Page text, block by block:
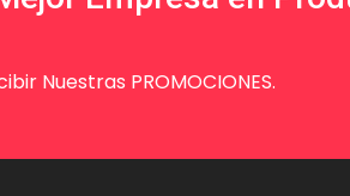
Nuestras PROMOCIONES.